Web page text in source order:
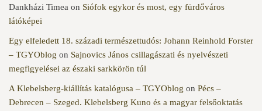
Dankházi Timea on Siófok egykor és most, egy fürdőváros
látóképei
Egy elfeledett 18. századi természettudós: Johann Reinhold Forster
– TGYOblog on Sajnovics János csillagászati és nyelvészeti
megfigyelései az északi sarkkörön túl
A Klebelsberg-kiállítás katalógusa – TGYOblog on Pécs –
Debrecen – Szeged. Klebelsberg Kuno és a magyar felsőoktatás